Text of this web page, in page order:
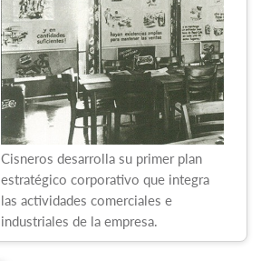
Cisneros desarrolla su primer plan
estratégico corporativo que integra
las actividades comerciales e
industriales de la empresa.